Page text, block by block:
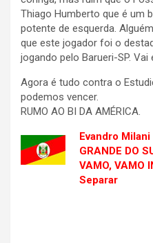
Thiago Humberto que é um
potente de esquerda.
que este jogador foi o
jogando pelo Barueri-SP.
Agora é tudo contra o
podemos vencer.
RUMO AO BI DA AMÉRICA.
Evandro
GRANDE DO
VAMO, VAMO
Separar